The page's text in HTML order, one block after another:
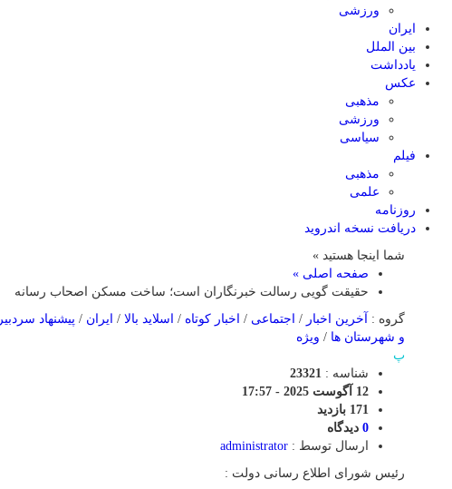
ورزشی
ایران
بین الملل
یادداشت
عکس
مذهبی
ورزشی
سیاسی
فیلم
مذهبی
علمی
روزنامه
دریافت نسخه اندروید
شما اینجا هستید »
صفحه اصلی »
حقیقت گویی رسالت خبرنگاران است؛ ساخت مسکن اصحاب رسانه
گروه :
آخرین اخبار / اجتماعی / اخبار کوتاه / اسلاید بالا / ایران / پیشنهاد سردبیر
و شهرستان ها / ویژه
پ
شناسه : 23321
12 آگوست 2025 - 17:57
171 بازدید
0 دیدگاه
ارسال توسط : administrator
رئیس شورای اطلاع رسانی دولت :